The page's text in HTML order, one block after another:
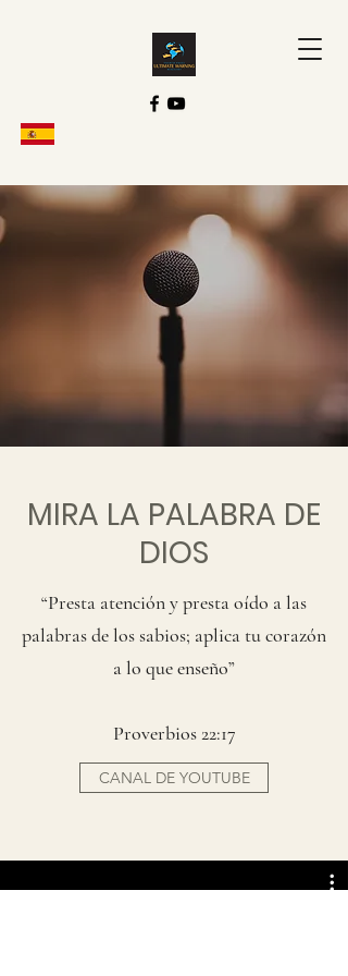
MIRA LA PALABRA DE
DIOS
“Presta atención y presta oído a las
palabras de los sabios; aplica tu corazón
a lo que enseño”
Proverbios 22:17
CANAL DE YOUTUBE